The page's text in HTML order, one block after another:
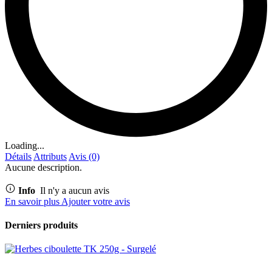
Loading...
Détails Attributs Avis (0)
Aucune description.
Info Il n'y a aucun avis
En savoir plus Ajouter votre avis
Derniers produits